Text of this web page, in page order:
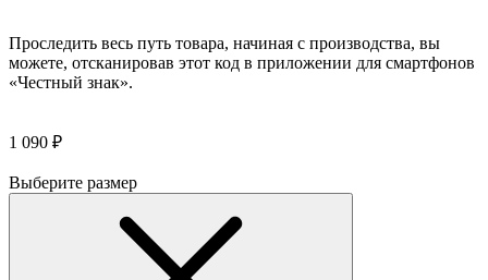
Проследить весь путь товара, начиная с производства, вы
можете, отсканировав этот код в приложении для смартфонов
«Честный знак».
1 090 ₽
Выберите размер